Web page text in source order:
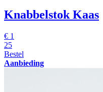
Knabbelstok Kaas
€ 1
25
Bestel
Aanbieding